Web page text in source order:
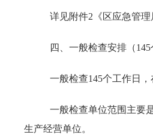
详见附件2《区应急管
四、一般检查安排（145
一般检查145个工作日
一般检查单位范围主要
生产经营单位。